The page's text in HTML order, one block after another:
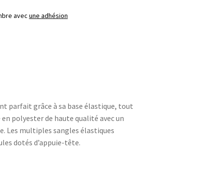
avec une adhésion
parfait grâce à sa base élastique, tout
polyester de haute qualité avec un
Les multiples sangles élastiques
dotés d’appuie-tête.